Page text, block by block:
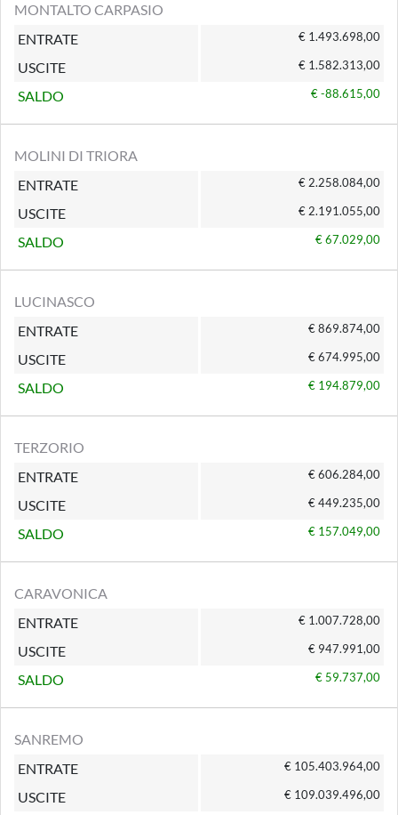
MONTALTO CARPASIO
ENTRATE
€ 1.493.698,00
USCITE € 1.582.313,00
SALDO € -88.615,00
MOLINI DI TRIORA
ENTRATE
€ 2.258.084,00
USCITE € 2.191.055,00
SALDO € 67.029,00
LUCINASCO
ENTRATE
€ 869.874,00
USCITE € 674.995,00
SALDO € 194.879,00
TERZORIO
ENTRATE
€ 606.284,00
USCITE € 449.235,00
SALDO € 157.049,00
CARAVONICA
ENTRATE
€ 1.007.728,00
USCITE € 947.991,00
SALDO € 59.737,00
SANREMO
ENTRATE
€ 105.403.964,00
USCITE € 109.039.496,00